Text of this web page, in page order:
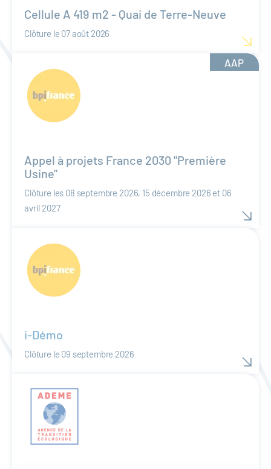
Cellule A 419 m2 - Quai de Terre-Neuve
Clôture le 07 août 2026
AAP
Appel à projets France 2030 "Première
Usine"
Clôture les 08 septembre 2026, 15 décembre 2026 et 06
avril 2027
i-Démo
Clôture le 09 septembre 2026